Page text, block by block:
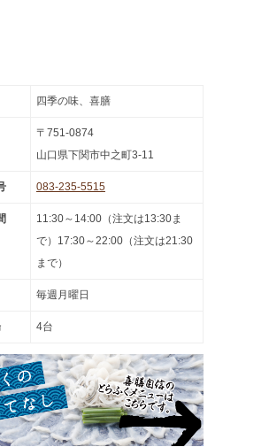
四季の味、喜膳
〒751-0874
山口県下関市中之町3-11
083-235-5515
11:30～14:00（注文は13:30ま
で）17:30～22:00（注文は21:30
まで）
毎週月曜日
4台